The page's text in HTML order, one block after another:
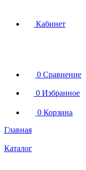
Кабинет
0 Сравнение
0 Избранное
0 Корзина
Главная
Каталог